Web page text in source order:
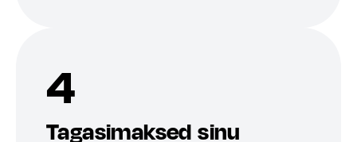
4
Tagasimaksed sinu